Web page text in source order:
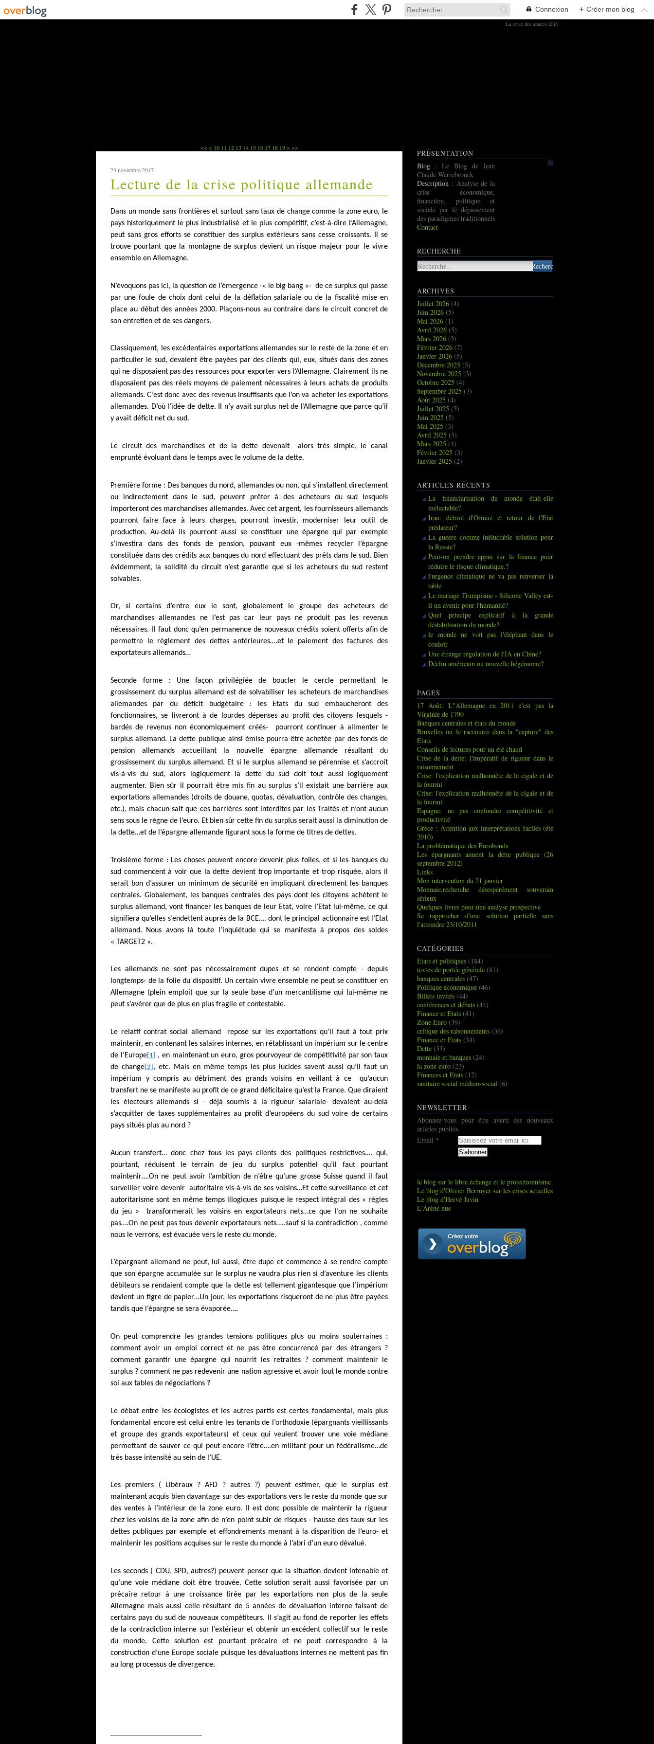
Connexion + Créer mon blog
La crise des années 2010
<< < 10 11 12 13 14 15 16 17 18 19 > >>
23 novembre 2017
Lecture de la crise politique allemande
Dans un monde sans frontières et surtout sans taux de change comme la zone euro, le
pays historiquement le plus industrialisé et le plus compétitif, c’est-à-dire l’Allemagne,
peut sans gros efforts se constituer des surplus extérieurs sans cesse croissants. Il se
trouve pourtant que la montagne de surplus devient un risque majeur pour le vivre
ensemble en Allemagne.
N’évoquons pas ici, la question de l’émergence -« le big bang »- de ce surplus qui passe
par une foule de choix dont celui de la déflation salariale ou de la fiscalité mise en
place au début des années 2000. Plaçons-nous au contraire dans le circuit concret de
son entretien et de ses dangers.
Classiquement, les excédentaires exportations allemandes sur le reste de la zone et en
particulier le sud, devaient être payées par des clients qui, eux, situés dans des zones
qui ne disposaient pas des ressources pour exporter vers l’Allemagne. Clairement ils ne
disposaient pas des réels moyens de paiement nécessaires à leurs achats de produits
allemands. C’est donc avec des revenus insuffisants que l’on va acheter les exportations
allemandes. D’où l’idée de dette. Il n’y avait surplus net de l’Allemagne que parce qu’il
y avait déficit net du sud.
Le circuit des marchandises et de la dette devenait alors très simple, le canal
emprunté évoluant dans le temps avec le volume de la dette.
Première forme : Des banques du nord, allemandes ou non, qui s’installent directement
ou indirectement dans le sud, peuvent prêter à des acheteurs du sud lesquels
importeront des marchandises allemandes. Avec cet argent, les fournisseurs allemands
pourront faire face à leurs charges, pourront investir, moderniser leur outil de
production. Au-delà ils pourront aussi se constituer une épargne qui par exemple
s’investira dans des fonds de pension, pouvant eux -mêmes recycler l’épargne
constituée dans des crédits aux banques du nord effectuant des prêts dans le sud. Bien
évidemment, la solidité du circuit n’est garantie que si les acheteurs du sud restent
solvables.
Or, si certains d’entre eux le sont, globalement le groupe des acheteurs de
marchandises allemandes ne l’est pas car leur pays ne produit pas les revenus
nécessaires. Il faut donc qu’en permanence de nouveaux crédits soient offerts afin de
permettre le règlement des dettes antérieures….et le paiement des factures des
exportateurs allemands…
Seconde forme : Une façon privilégiée de boucler le cercle permettant le
grossissement du surplus allemand est de solvabiliser les acheteurs de marchandises
allemandes par du déficit budgétaire : les Etats du sud embaucheront des
fonctionnaires, se livreront à de lourdes dépenses au profit des citoyens lesquels -
bardés de revenus non économiquement créés- pourront continuer à alimenter le
surplus allemand. La dette publique ainsi émise pourra être achetée par des fonds de
pension allemands accueillant la nouvelle épargne allemande résultant du
grossissement du surplus allemand. Et si le surplus allemand se pérennise et s’accroit
vis-à-vis du sud, alors logiquement la dette du sud doit tout aussi logiquement
augmenter. Bien sûr il pourrait être mis fin au surplus s’il existait une barrière aux
exportations allemandes (droits de douane, quotas, dévaluation, contrôle des changes,
etc.), mais chacun sait que ces barrières sont interdites par les Traités et n’ont aucun
sens sous le règne de l’euro. Et bien sûr cette fin du surplus serait aussi la diminution de
la dette…et de l’épargne allemande figurant sous la forme de titres de dettes.
Troisième forme : Les choses peuvent encore devenir plus folles, et si les banques du
sud commencent à voir que la dette devient trop importante et trop risquée, alors il
serait bon d’assurer un minimum de sécurité en impliquant directement les banques
centrales. Globalement, les banques centrales des pays dont les citoyens achètent le
surplus allemand, vont financer les banques de leur Etat, voire l’Etat lui-même, ce qui
signifiera qu’elles s’endettent auprès de la BCE…. dont le principal actionnaire est l’Etat
allemand. Nous avons là toute l’inquiétude qui se manifesta à propos des soldes
« TARGET2 ».
Les allemands ne sont pas nécessairement dupes et se rendent compte - depuis
longtemps- de la folie du dispositif. Un certain vivre ensemble ne peut se constituer en
Allemagne (plein emploi) que sur la seule base d’un mercantilisme qui lui-même ne
peut s’avérer que de plus en plus fragile et contestable.
Le relatif contrat social allemand repose sur les exportations qu’il faut à tout prix
maintenir, en contenant les salaires internes, en rétablissant un impérium sur le centre
de l’Europe[1]
, en maintenant un euro, gros pourvoyeur de compétitivité par son taux
de change [2] , etc. Mais en même temps les plus lucides savent aussi qu’il faut un
impérium y compris au détriment des grands voisins en veillant à ce qu’aucun
transfert ne se manifeste au profit de ce grand déficitaire qu’est la France. Que diraient
les électeurs allemands si - déjà soumis à la rigueur salariale- devaient au-delà
s’acquitter de taxes supplémentaires au profit d’européens du sud voire de certains
pays situés plus au nord ?
Aucun transfert… donc chez tous les pays clients des politiques restrictives…. qui,
pourtant, réduisent le terrain de jeu du surplus potentiel qu’il faut pourtant
maintenir….On ne peut avoir l’ambition de n’être qu’une grosse Suisse quand il faut
surveiller voire devenir autoritaire vis-à-vis de ses voisins…Et cette surveillance et cet
autoritarisme sont en même temps illogiques puisque le respect intégral des « règles
du jeu » transformerait les voisins en exportateurs nets…ce que l’on ne souhaite
pas….On ne peut pas tous devenir exportateurs nets…..sauf si la contradiction , comme
nous le verrons, est évacuée vers le reste du monde.
L’épargnant allemand ne peut, lui aussi, être dupe et commence à se rendre compte
que son épargne accumulée sur le surplus ne vaudra plus rien si d’aventure les clients
débiteurs se rendaient compte que la dette est tellement gigantesque que l’impérium
devient un tigre de papier…Un jour, les exportations risqueront de ne plus être payées
tandis que l’épargne se sera évaporée….
On peut comprendre les grandes tensions politiques plus ou moins souterraines :
comment avoir un emploi correct et ne pas être concurrencé par des étrangers ?
comment garantir une épargne qui nourrit les retraites ? comment maintenir le
surplus ? comment ne pas redevenir une nation agressive et avoir tout le monde contre
soi aux tables de négociations ?
Le débat entre les écologistes et les autres partis est certes fondamental, mais plus
fondamental encore est celui entre les tenants de l’orthodoxie (épargnants vieillissants
et groupe des grands exportateurs) et ceux qui veulent trouver une voie médiane
permettant de sauver ce qui peut encore l’être….en militant pour un fédéralisme…de
très basse intensité au sein de l’UE.
Les premiers ( Libéraux ? AFD ? autres ?) peuvent estimer, que le surplus est
maintenant acquis bien davantage sur des exportations vers le reste du monde que sur
des ventes à l’intérieur de la zone euro. Il est donc possible de maintenir la rigueur
chez les voisins de la zone afin de n’en point subir de risques - hausse des taux sur les
dettes publiques par exemple et effondrements menant à la disparition de l’euro- et
maintenir les positions acquises sur le reste du monde à l’abri d’un euro dévalué.
Les seconds ( CDU, SPD, autres?) peuvent penser que la situation devient intenable et
qu’une voie médiane doit être trouvée. Cette solution serait aussi favorisée par un
précaire retour à une croissance tirée par les exportations non plus de la seule
Allemagne mais aussi celle résultant de 5 années de dévaluation interne faisant de
certains pays du sud de nouveaux compétiteurs. Il s’agit au fond de reporter les effets
de la contradiction interne sur l’extérieur et obtenir un excédent collectif sur le reste
du monde. Cette solution est pourtant précaire et ne peut correspondre à la
construction d’une Europe sociale puisque les dévaluations internes ne mettent pas fin
au long processus de divergence.
PRÉSENTATION
Blog : Le Blog de Jean
Claude Werrebrouck
Description : Analyse de la
crise économique,
financière, politique et
sociale par le dépassement
des paradigmes traditionnels
Contact
RECHERCHE
ARCHIVES
Juillet 2026 (4)
Juin 2026 (5)
Mai 2026 (1)
Avril 2026 (5)
Mars 2026 (3)
Février 2026 (7)
Janvier 2026 (5)
Décembre 2025 (5)
Novembre 2025 (3)
Octobre 2025 (4)
Septembre 2025 (3)
Août 2025 (4)
Juillet 2025 (5)
Juin 2025 (5)
Mai 2025 (3)
Avril 2025 (5)
Mars 2025 (4)
Février 2025 (3)
Janvier 2025 (2)
ARTICLES RÉCENTS
La financiarisation du monde était-elle
inéluctable?
Iran: détroit d'Ormuz et retour de l'Etat
prédateur?
La gueere comme inéluctable solution pour
la Russie?
Peut-on prendre appui sur la finance pour
réduire le risque climatique.?
l'urgence climatique ne va pas renverser la
table
Le mariage Trumpisme - Silicone Valley est-
il un avenir pour l'humanité?
Quel principe explicatif à la grande
déstabilisation du monde?
le monde ne voit pas l'éléphant dans le
couloir
Une étrange régulation de l'IA en Chine?
Déclin américain ou nouvelle hégémonie?
PAGES
17 Août: L"Allemagne en 2011 n'est pas la
Virginie de 1790
Banques centrales et états du monde
Bruxelles ou le raccourci dans la "capture" des
Etats
Conseils de lectures pour un été chaud
Crise de la dette: l'impératif de rigueur dans le
raisonnement
Crise: l'explication malhonnête de la cigale et de
la fourmi
Crise: l'explication malhonnête de la cigale et de
la fourmi
Espagne: ne pas confondre compétitivité et
productivité
Grèce : Attention aux interprétations faciles (été
2010)
La problématique des Eurobonds
Les épargnants aiment la dette publique (26
septembre 2012)
Links
Mon intervention du 21 janvier
Monnaie,recherche désespérément souverain
sérieux
Quelques livres pour une analyse prospective
Se rapprocher d'une solution partielle sans
l'atteindre 23/10/2011
CATÉGORIES
Etats et politiques (184)
textes de portée générale (81)
banques centrales (47)
Politique économique (46)
Billets invités (44)
conférences et débats (44)
Finance et Etats (41)
Zone Euro (39)
critique des raisonnements (36)
Finance er Etats (34)
Dette (33)
monnaie et banques (24)
la zone euro (23)
Finances et Etats (12)
sanitaire social médico-social (6)
NEWSLETTER
Abonnez-vous pour être averti des nouveaux
articles publiés.
Email
le blog sur le libre échange et le protectionnisme
Le blog d'Olivier Berruyer sur les crises actuelles
Le blog d'Hervé Juvin
L'Arène nue